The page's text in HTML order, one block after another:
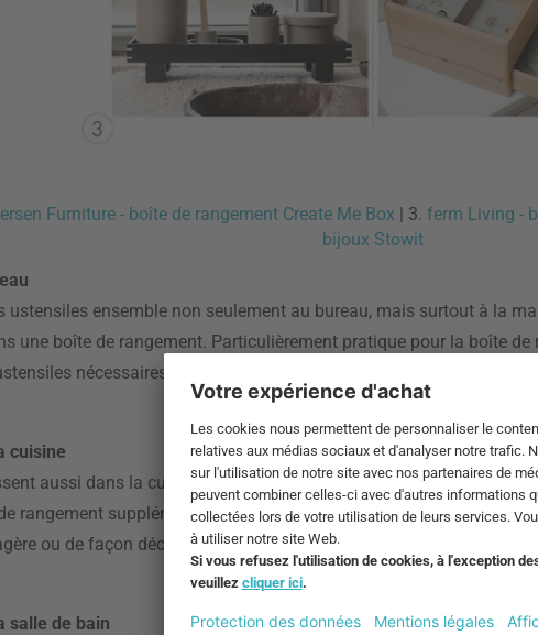
Furniture - boîte de rangement Create Me Box | 3. ferm Living -
bijoux Stowit
ensemble non seulement au bureau, mais surtout à la
une boîte de rangement. Particulièrement pratique pour la boîte
nécessaires avec vous du bureau à la table de la cuisine
cuisine
aussi dans la cuisine - éponges, liquide vaisselle, épices,
rangement supplémentaire qui garde tout ce qui est important à
ou de façon décorative sur la table - les boîtes de rangement
salle de bain